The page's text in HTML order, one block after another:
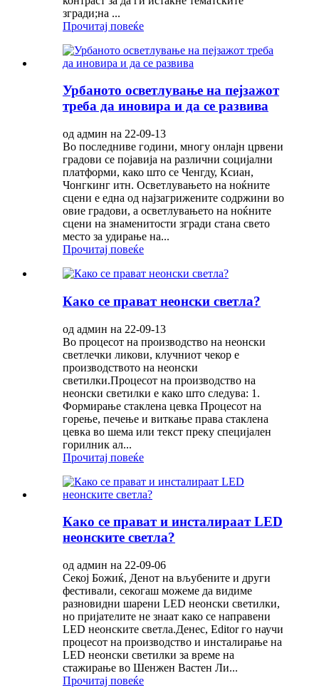
згради;на ...
Прочитај повеќе
Урбаното осветлување на пејзажот
треба да иновира и да се развива
од админ на 22-09-13
Во последниве години, многу онлајн црвени
градови се појавија на различни социјални
платформи, како што се Ченгду, Ксиан,
Чонгкинг итн. Осветлувањето на ноќните
сцени е една од најзагрижените содржини во
овие градови, а осветлувањето на ноќните
сцени на знаменитости згради стана свето
место за удирање на...
Прочитај повеќе
Како се прават неонски светла?
од админ на 22-09-13
Во процесот на производство на неонски
светлечки ликови, клучниот чекор е
производството на неонски
светилки.Процесот на производство на
неонски светилки е како што следува: 1.
Формирање стаклена цевка Процесот на
горење, печење и виткање права стаклена
цевка во шема или текст преку специјален
горилник ал...
Прочитај повеќе
Како се прават и инсталираат LED
неонските светла?
од админ на 22-09-06
Секој Божиќ, Денот на вљубените и други
фестивали, секогаш можеме да видиме
разновидни шарени LED неонски светилки,
но пријателите не знаат како се направени
LED неонските светла.Денес, Editor го научи
процесот на производство и инсталирање на
LED неонски светилки за време на
стажирање во Шенжен Вастен Ли...
Прочитај повеќе